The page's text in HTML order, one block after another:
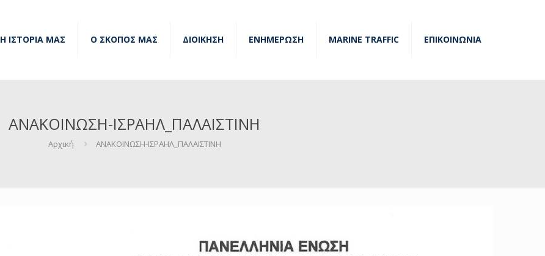
Η ΙΣΤΟΡΙΑ ΜΑΣ Ο ΣΚΟΠΟΣ ΜΑΣ ΔΙΟΙΚΗΣΗ ΕΝΗΜΕΡΩΣΗ MARINE TRAFFIC ΕΠΙΚΟΙΝΩΝΙΑ
ΑΝΑΚΟΙΝΩΣΗ-ΙΣΡΑΗΛ_ΠΑΛΑΙΣΤΙΝΗ
Αρχική ΑΝΑΚΟΙΝΩΣΗ-ΙΣΡΑΗΛ_ΠΑΛΑΙΣΤΙΝΗ